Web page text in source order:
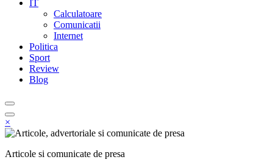
IT
Calculatoare
Comunicatii
Internet
Politica
Sport
Review
Blog
×
Articole si comunicate de presa